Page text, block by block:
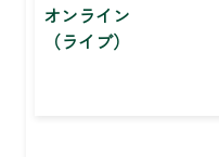
オンライン
（ライブ）